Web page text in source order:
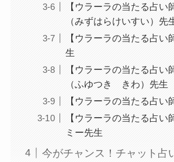
【ウラーラの当たる占い
（みずはらけいすい）先
【ウラーラの当たる占い
生
【ウラーラの当たる占い
（ふゆつき きわ）先生
【ウラーラの当たる占い
【ウラーラの当たる占い
ミー先生
今がチャンス！チャット占